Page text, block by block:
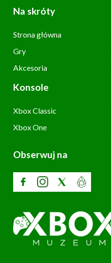
Na skróty
Strona główna
Gry
Akcesoria
Konsole
Xbox Classic
Xbox One
Obserwuj na